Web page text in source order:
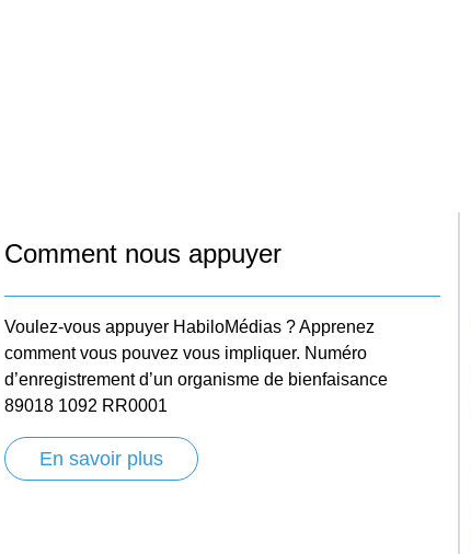
Comment nous appuyer
Voulez-vous appuyer HabiloMédias ? Apprenez
comment vous pouvez vous impliquer. Numéro
d’enregistrement d’un organisme de bienfaisance
89018 1092 RR0001
En savoir plus